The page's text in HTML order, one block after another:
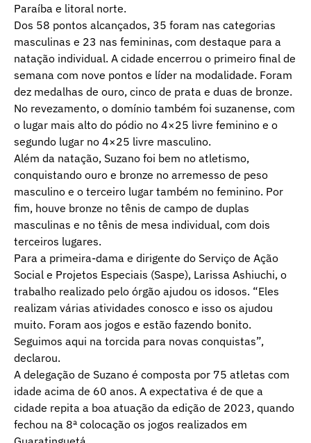
Paraíba e litoral norte.
Dos 58 pontos alcançados, 35 foram nas categorias
masculinas e 23 nas femininas, com destaque para a
natação individual. A cidade encerrou o primeiro final de
semana com nove pontos e líder na modalidade. Foram
dez medalhas de ouro, cinco de prata e duas de bronze.
No revezamento, o domínio também foi suzanense, com
o lugar mais alto do pódio no 4×25 livre feminino e o
segundo lugar no 4×25 livre masculino.
Além da natação, Suzano foi bem no atletismo,
conquistando ouro e bronze no arremesso de peso
masculino e o terceiro lugar também no feminino. Por
fim, houve bronze no tênis de campo de duplas
masculinas e no tênis de mesa individual, com dois
terceiros lugares.
Para a primeira-dama e dirigente do Serviço de Ação
Social e Projetos Especiais (Saspe), Larissa Ashiuchi, o
trabalho realizado pelo órgão ajudou os idosos. “Eles
realizam várias atividades conosco e isso os ajudou
muito. Foram aos jogos e estão fazendo bonito.
Seguimos aqui na torcida para novas conquistas”,
declarou.
A delegação de Suzano é composta por 75 atletas com
idade acima de 60 anos. A expectativa é de que a
cidade repita a boa atuação da edição de 2023, quando
fechou na 8ª colocação os jogos realizados em